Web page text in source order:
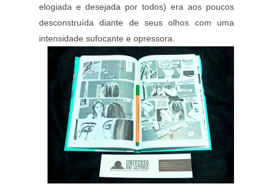
elogiada e desejada por todos) era aos poucos
desconstruída diante de seus olhos com uma
intensidade sufocante e opressora.